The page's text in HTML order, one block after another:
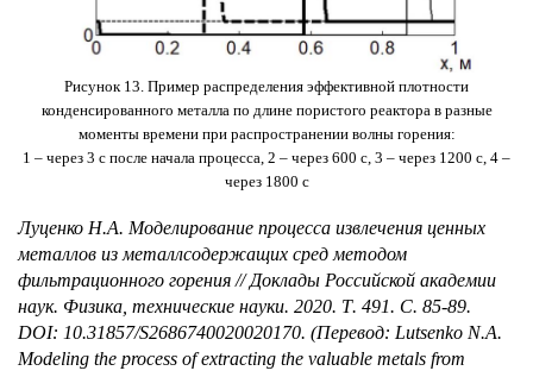
Рисунок 13. Пример распределения эффективной плотности
конденсированного металла по длине пористого реактора в разные
моменты времени при распространении волны горения:
1 – через 3 с после начала процесса, 2 – через 600 с, 3 – через 1200 с, 4 –
через 1800 с
Луценко Н.А. Моделирование процесса извлечения ценных
металлов из металлсодержащих сред методом
фильтрационного горения // Доклады Российской академии
наук. Физика технические науки. 2020. Т. 491. С. 85-89.
DOI: 10.31857/S2686740020020170. (Перевод: Lutsenko N.A.
Modeling the process of extracting the valuable metals from